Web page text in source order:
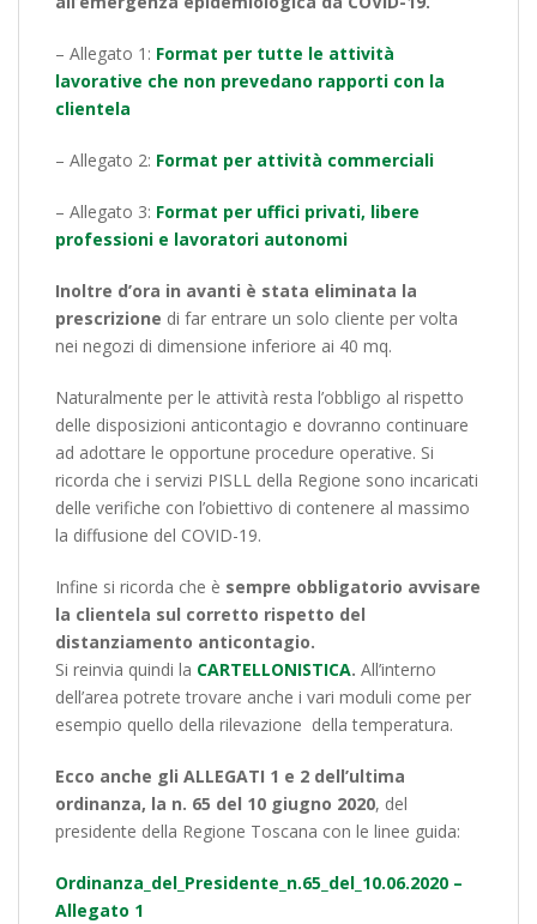
– Allegato 1: Format per tutte le attività
lavorative che non prevedano rapporti con la
clientela
– Allegato 2: Format per attività commerciali
– Allegato 3: Format per uffici privati, libere
professioni e lavoratori autonomi
Inoltre d’ora in avanti è stata eliminata la
prescrizione di far entrare un solo cliente per volta
nei negozi di dimensione inferiore ai 40 mq.
Naturalmente per le attività resta l’obbligo al rispetto
delle disposizioni anticontagio e dovranno continuare
ad adottare le opportune procedure operative. Si
ricorda che i servizi PISLL della Regione sono incaricati
delle verifiche con l’obiettivo di contenere al massimo
la diffusione del COVID-19.
Infine si ricorda che è sempre obbligatorio avvisare
la clientela sul corretto rispetto del
distanziamento anticontagio.
Si reinvia quindi la CARTELLONISTICA. All’interno
dell’area potrete trovare anche i vari moduli come per
esempio quello della rilevazione della temperatura.
Ecco anche gli ALLEGATI 1 e 2 dell’ultima
ordinanza, la n. 65 del 10 giugno 2020, del
presidente della Regione Toscana con le linee guida:
Ordinanza_del_Presidente_n.65_del_10.06.2020 –
Allegato 1